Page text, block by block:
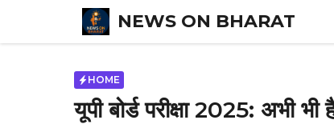
content
NEWS ON BHARAT
HOME
यूपी बोर्ड परीक्षा 2025: अभी